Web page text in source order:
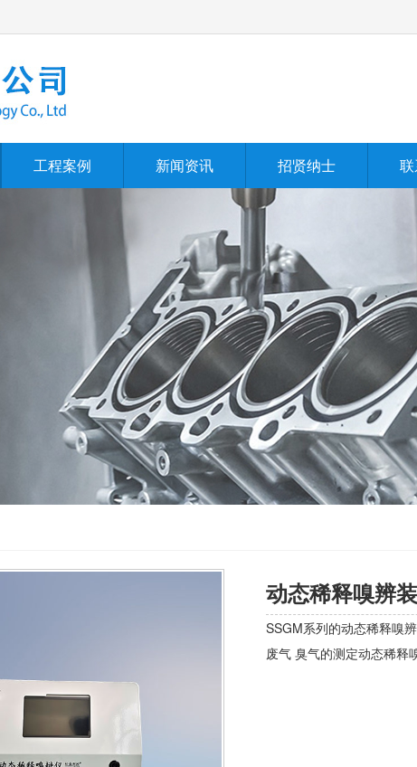
工程案例 新闻资讯 招贤纳士
动态稀释嗅辨
SSGM系列的动态稀释嗅
废气 臭气的测定动态稀释